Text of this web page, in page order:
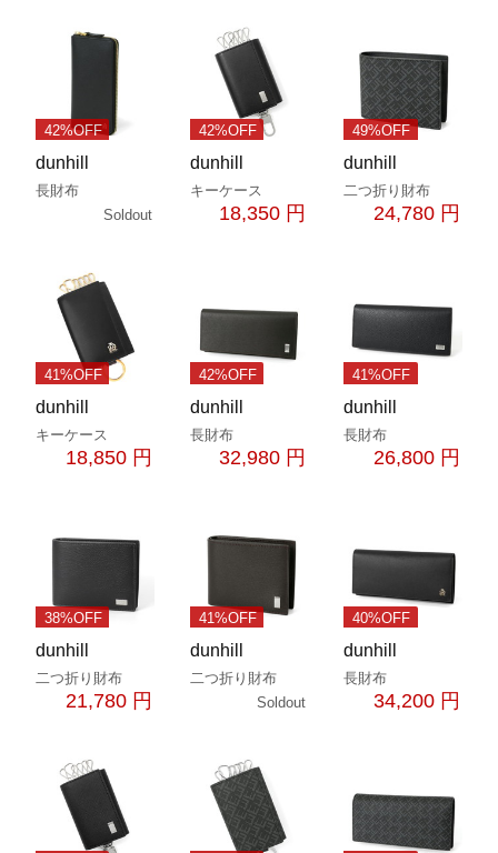
42%OFF
dunhill
長財布
Soldout
42%OFF
dunhill
キーケース
18,350 円
49%OFF
dunhill
二つ折り財布
24,780 円
41%OFF
dunhill
キーケース
18,850 円
42%OFF
dunhill
長財布
32,980 円
41%OFF
dunhill
長財布
26,800 円
38%OFF
dunhill
二つ折り財布
21,780 円
41%OFF
dunhill
二つ折り財布
Soldout
40%OFF
dunhill
長財布
34,200 円